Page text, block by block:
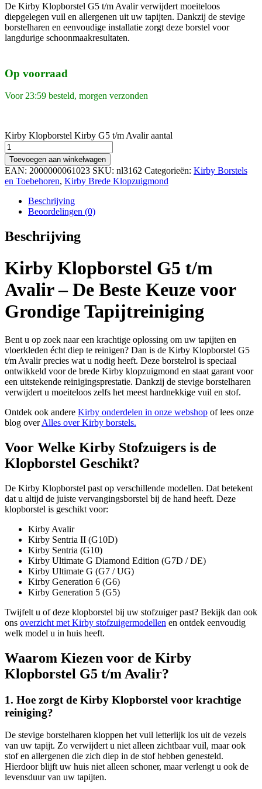
De Kirby Klopborstel G5 t/m Avalir verwijdert moeiteloos
diepgelegen vuil en allergenen uit uw tapijten. Dankzij de stevige
borstelharen en eenvoudige installatie zorgt deze borstel voor
langdurige schoonmaakresultaten.
Op voorraad
Voor 23:59 besteld, morgen verzonden
Kirby Klopborstel Kirby G5 t/m Avalir aantal
Toevoegen aan winkelwagen
EAN: 2000000061023 SKU: nl3162 Categorieën: Kirby Borstels
en Toebehoren, Kirby Brede Klopzuigmond
Beschrijving
Beoordelingen (0)
Beschrijving
Kirby Klopborstel G5 t/m
Avalir – De Beste Keuze voor
Grondige Tapijtreiniging
Bent u op zoek naar een krachtige oplossing om uw tapijten en
vloerkleden écht diep te reinigen? Dan is de Kirby Klopborstel G5
t/m Avalir precies wat u nodig heeft. Deze borstelrol is speciaal
ontwikkeld voor de brede Kirby klopzuigmond en staat garant voor
een uitstekende reinigingsprestatie. Dankzij de stevige borstelharen
verwijdert u moeiteloos zelfs het meest hardnekkige vuil en stof.
Ontdek ook andere Kirby onderdelen in onze webshop of lees onze
blog overAlles over Kirby borstels.
Voor Welke Kirby Stofzuigers is de
Klopborstel Geschikt?
De Kirby Klopborstel past op verschillende modellen. Dat betekent
dat u altijd de juiste vervangingsborstel bij de hand heeft. Deze
klopborstel is geschikt voor:
Kirby Avalir
Kirby Sentria II (G10D)
Kirby Sentria (G10)
Kirby Ultimate G Diamond Edition (G7D / DE)
Kirby Ultimate G (G7 / UG)
Kirby Generation 6 (G6)
Kirby Generation 5 (G5)
Twijfelt u of deze klopborstel bij uw stofzuiger past? Bekijk dan ook
ons overzicht met Kirby stofzuigermodellen en ontdek eenvoudig
welk model u in huis heeft.
Waarom Kiezen voor de Kirby
Klopborstel G5 t/m Avalir?
1. Hoe zorgt de Kirby Klopborstel voor krachtige
reiniging?
De stevige borstelharen kloppen het vuil letterlijk los uit de vezels
van uw tapijt. Zo verwijdert u niet alleen zichtbaar vuil, maar ook
stof en allergenen die zich diep in de stof hebben genesteld.
Hierdoor blijft uw huis niet alleen schoner, maar verlengt u ook de
levensduur van uw tapijten.